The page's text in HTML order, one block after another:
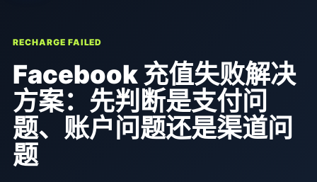
RECHARGE FAILED
Facebook 充值失败解决
方案：先判断是支付问
题、账户问题还是渠道问
题